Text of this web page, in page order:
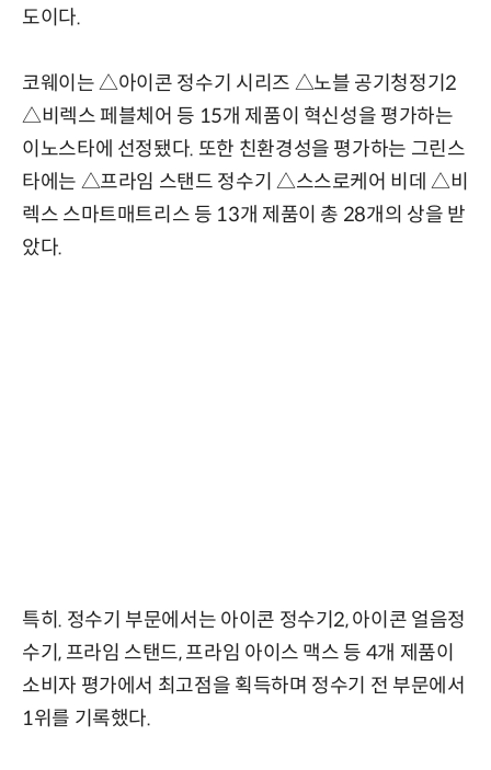
도이다.
코웨이는 △아이콘 정수기 시리즈 △노블 공기청정기2
△비렉스 페블체어 등 15개 제품이 혁신성을 평가하는
이노스타에 선정됐다. 또한 친환경성을 평가하는 그린스
타에는 △프라임 스탠드 정수기 △스스로케어 비데 △비
렉스 스마트매트리스 등 13개 제품이 총 28개의 상을 받
았다.
특히. 정수기 부문에서는 아이콘 정수기2, 아이콘 얼음정
수기, 프라임 스탠드, 프라임 아이스 맥스 등 4개 제품이
소비자 평가에서 최고점을 획득하며 정수기 전 부문에서
1위를 기록했다.